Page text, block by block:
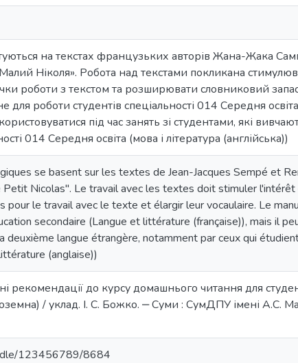
на текстах французьких авторів Жана-Жака
Ніколя». Робота над текстами покликана
роботи з текстом та розширювати словниковий
роботи студентів спеціальності 014 Середня
під час занять зі студентами, які
014 Середня освіта (мова і література (англійська))
se basent sur les textes de Jean-Jacques Sempé et
Nicolas". Le travail avec les textes doit stimuler l'intérêt
pour le travail avec le texte et élargir leur vocaulaire. Le
secondaire (Langue et littérature (française)), mais il
deuxième langue étrangère, notamment par ceux qui
(anglaise))
рекомендації до курсу домашнього читання для
/ уклад. І. С. Божко. ‒ Суми : СумДПУ імені А.С.
123456789/8684